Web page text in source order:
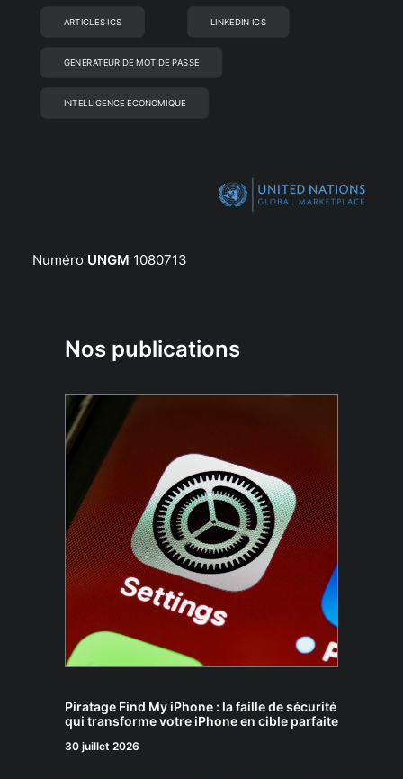
ARTICLES ICS LINKEDIN ICS
GENERATEUR DE MOT DE PASSE
INTELLIGENCE ÉCONOMIQUE
Numéro UNGM 1080713
Nos publications
Piratage Find My iPhone : la faille de sécurité
qui transforme votre iPhone en cible parfaite
30 juillet 2026